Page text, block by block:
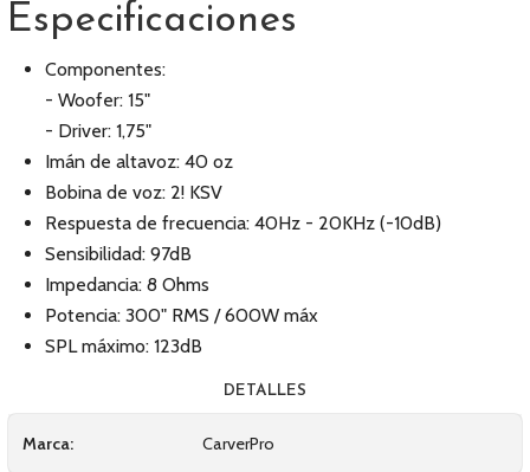
Especificaciones
Componentes:
- Woofer: 15"
- Driver: 1,75"
Imán de altavoz: 40 oz
Bobina de voz: 2! KSV
Respuesta de frecuencia: 40Hz - 20KHz (-10dB)
Sensibilidad: 97dB
Impedancia: 8 Ohms
Potencia: 300" RMS / 600W máx
SPL máximo: 123dB
DETALLES
Marca: CarverPro